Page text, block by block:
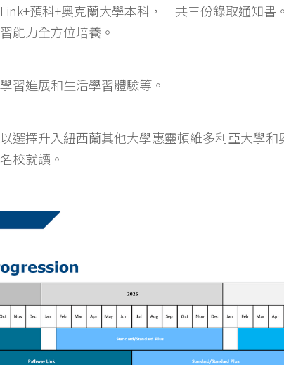
預科+奧克蘭大學本科，一共三份錄取通知書
能力全方位培養。
習進展和生活學習體驗等。
選擇升入紐西蘭其他大學惠靈頓維多利亞大學和
校就讀。